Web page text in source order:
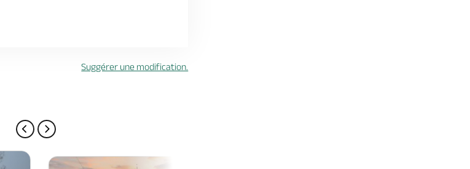
Suggérer une modification.